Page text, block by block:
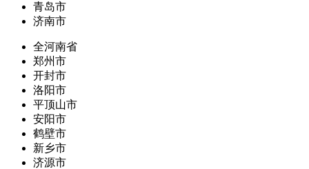
青岛市
济南市
全河南省
郑州市
开封市
洛阳市
平顶山市
安阳市
鹤壁市
新乡市
济源市